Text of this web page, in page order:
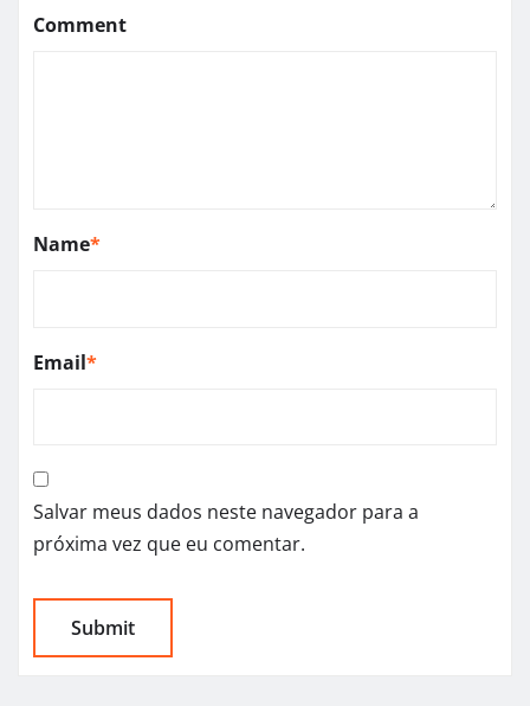
Comment
Name*
Email*
Salvar meus dados neste navegador para a
próxima vez que eu comentar.